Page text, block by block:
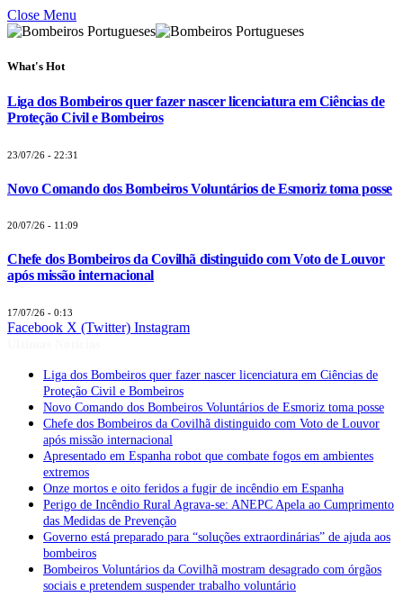
Close Menu
What's Hot
Liga dos Bombeiros quer fazer nascer licenciatura em Ciências de
Proteção Civil e Bombeiros
23/07/26 - 22:31
Novo Comando dos Bombeiros Voluntários de Esmoriz toma posse
20/07/26 - 11:09
Chefe dos Bombeiros da Covilhã distinguido com Voto de Louvor
após missão internacional
17/07/26 - 0:13
Facebook X (Twitter) Instagram
Liga dos Bombeiros quer fazer nascer licenciatura em Ciências de
Proteção Civil e Bombeiros
Novo Comando dos Bombeiros Voluntários de Esmoriz toma posse
Chefe dos Bombeiros da Covilhã distinguido com Voto de Louvor
após missão internacional
Apresentado em Espanha robot que combate fogos em ambientes
extremos
Onze mortos e oito feridos a fugir de incêndio em Espanha
Perigo de Incêndio Rural Agrava-se: ANEPC Apela ao Cumprimento
das Medidas de Prevenção
Governo está preparado para “soluções extraordinárias” de ajuda aos
bombeiros
Bombeiros Voluntários da Covilhã mostram desagrado com órgãos
sociais e pretendem suspender trabalho voluntário